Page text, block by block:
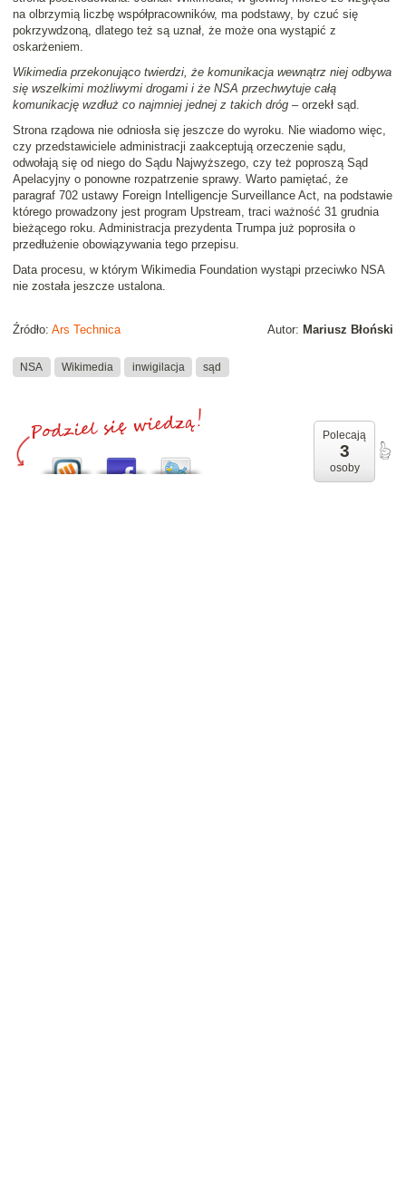
na olbrzymią liczbę współpracowników, ma podstawy, by czuć się
pokrzywdzoną, dlatego też są uznał, że może ona wystąpić z
oskarżeniem.
Wikimedia przekonująco twierdzi, że komunikacja wewnątrz niej odbywa
się wszelkimi możliwymi drogami i że NSA przechwytuje całą
komunikację wzdłuż co najmniej jednej z takich dróg – orzekł sąd.
Strona rządowa nie odniosła się jeszcze do wyroku. Nie wiadomo więc,
czy przedstawiciele administracji zaakceptują orzeczenie sądu,
odwołają się od niego do Sądu Najwyższego, czy też poproszą Sąd
Apelacyjny o ponowne rozpatrzenie sprawy. Warto pamiętać, że
paragraf 702 ustawy Foreign Intelligencje Surveillance Act, na podstawie
którego prowadzony jest program Upstream, traci ważność 31 grudnia
bieżącego roku. Administracja prezydenta Trumpa już poprosiła o
przedłużenie obowiązywania tego przepisu.
Data procesu, w którym Wikimedia Foundation wystąpi przeciwko NSA
nie została jeszcze ustalona.
Autor: Mariusz Błoński
Źródło: Ars Technica
NSA Wikimedia inwigilacja sąd
Polecają
3
osoby